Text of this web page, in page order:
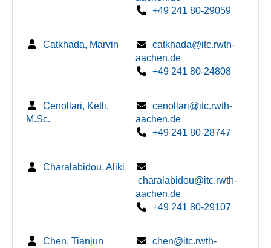
+49 241 80-29059
Catkhada, Marvin
catkhada@itc.rwth-
aachen.de
+49 241 80-24808
Cenollari, Ketli,
M.Sc.
cenollari@itc.rwth-
aachen.de
+49 241 80-28747
Charalabidou, Aliki
charalabidou@itc.rwth-
aachen.de
+49 241 80-29107
Chen, Tianjun
chen@itc.rwth-